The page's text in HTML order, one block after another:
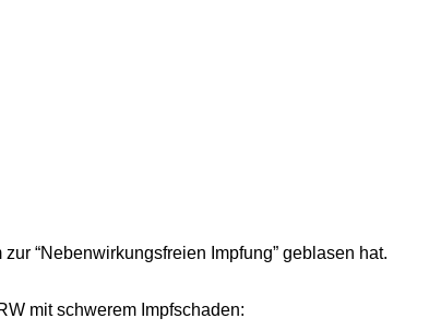
“Nebenwirkungsfreien Impfung” geblasen hat.
mit schwerem Impfschaden: